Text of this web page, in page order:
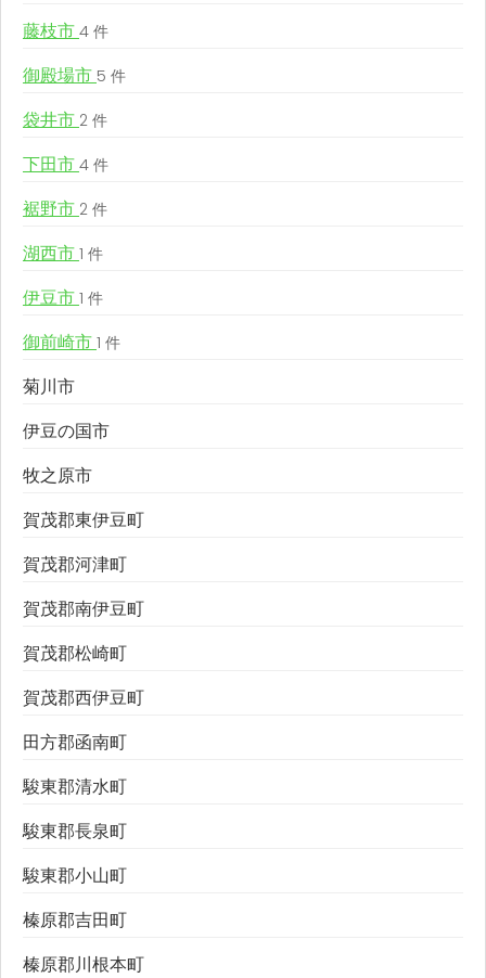
藤枝市 4 件
御殿場市 5 件
袋井市 2 件
下田市 4 件
裾野市 2 件
湖西市 1 件
伊豆市 1 件
御前崎市 1 件
菊川市
伊豆の国市
牧之原市
賀茂郡東伊豆町
賀茂郡河津町
賀茂郡南伊豆町
賀茂郡松崎町
賀茂郡西伊豆町
田方郡函南町
駿東郡清水町
駿東郡長泉町
駿東郡小山町
榛原郡吉田町
榛原郡川根本町